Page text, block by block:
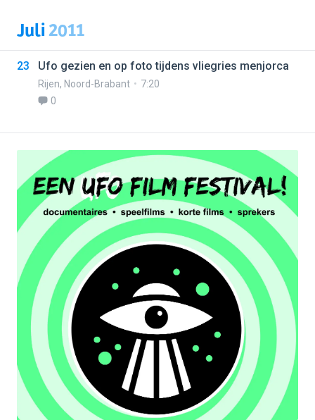
Juli2011
23 Ufo gezien en op foto tijdens vliegries menjorca
Rijen, Noord-Brabant
7:20
0